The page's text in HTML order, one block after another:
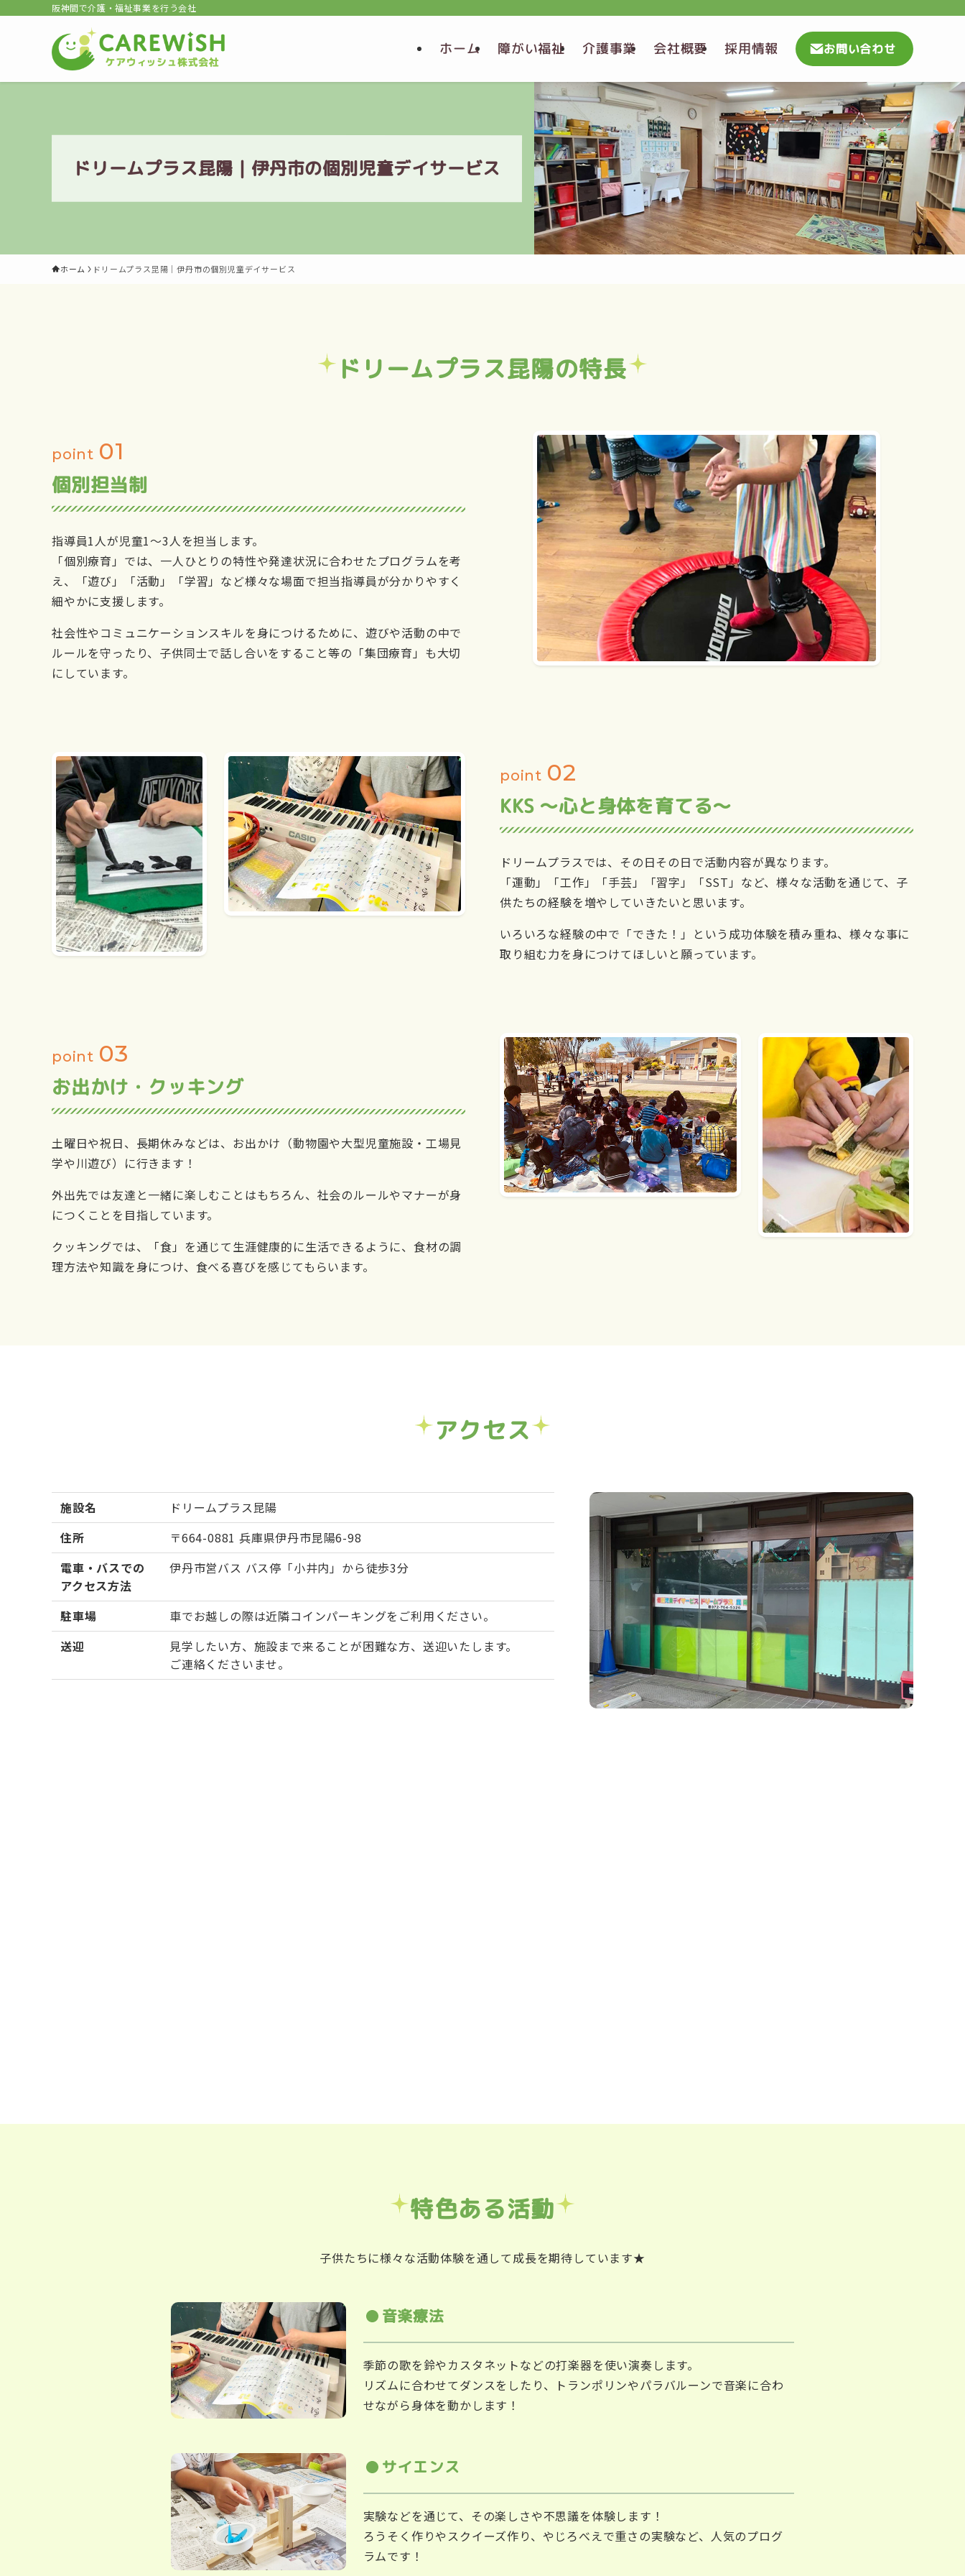
阪神間で介護・福祉事業を行う会社
ホーム 障がい福祉 介護事業 会社概要 採用情報 お問い合わせ
ドリームプラス昆陽｜伊丹市の個別児童デイサービス
ホーム ドリームプラス昆陽｜伊丹市の個別児童デイサービス
ドリームプラス昆陽の特長
point 01
個別担当制
指導員1人が児童1～3人を担当します。
「個別療育」では、一人ひとりの特性や発達状況に合わせたプログラムを考
え、「遊び」「活動」「学習」など様々な場面で担当指導員が分かりやすく
細やかに支援します。
社会性やコミュニケーションスキルを身につけるために、遊びや活動の中で
ルールを守ったり、子供同士で話し合いをすること等の「集団療育」も大切
にしています。
point 02
KKS ～心と身体を育てる～
ドリームプラスでは、その日その日で活動内容が異なります。
「運動」「工作」「手芸」「習字」「SST」など、様々な活動を通じて、子
供たちの経験を増やしていきたいと思います。
いろいろな経験の中で「できた！」という成功体験を積み重ね、様々な事に
取り組む力を身につけてほしいと願っています。
point 03
お出かけ・クッキング
土曜日や祝日、長期休みなどは、お出かけ（動物園や大型児童施設・工場見
学や川遊び）に行きます！
外出先では友達と一緒に楽しむことはもちろん、社会のルールやマナーが身
につくことを目指しています。
クッキングでは、「食」を通じて生涯健康的に生活できるように、食材の調
理方法や知識を身につけ、食べる喜びを感じてもらいます。
アクセス
施設名
ドリームプラス昆陽
住所
​​〒664-0881 兵庫県伊丹市昆陽6-98
電車・バスでの
アクセス方法
伊丹市営バス バス停「小井内」から徒歩3分
駐車場
車でお越しの際は近隣コインパーキングをご利用ください。
送迎
見学したい方、施設まで来ることが困難な方、送迎いたします。
ご連絡くださいませ。
特色ある活動
子供たちに様々な活動体験を通して成長を期待しています★
音楽療法
季節の歌を鈴やカスタネットなどの打楽器を使い演奏します。
リズムに合わせてダンスをしたり、トランポリンやパラバルーンで音楽に合わ
せながら身体を動かします！
サイエンス
実験などを通じて、その楽しさや不思議を体験します！
ろうそく作りやスクイーズ作り、やじろべえで重さの実験など、人気のプログ
ラムです！